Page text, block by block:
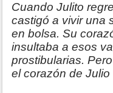
Cuando Julito
castigó a vivir una
en bolsa. Su
insultaba a esos
prostibularias.
el corazón de Julio